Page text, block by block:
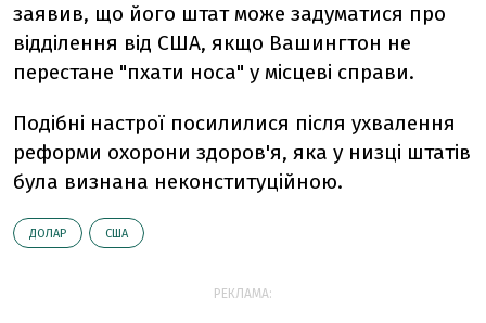
заявив, що його штат може задуматися про
відділення від США, якщо Вашингтон не
перестане "пхати носа" у місцеві справи.
Подібні настрої посилилися після ухвалення
реформи охорони здоров'я, яка у низці штатів
була визнана неконституційною.
ДОЛАР США
РЕКЛАМА: